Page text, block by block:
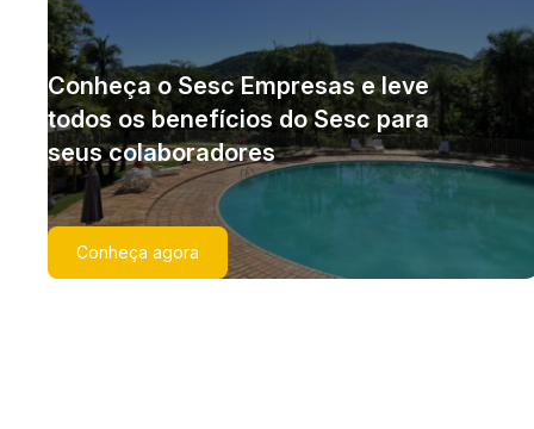
Conheça o Sesc Empresas e leve
todos os benefícios do Sesc para
seus colaboradores
Conheça agora